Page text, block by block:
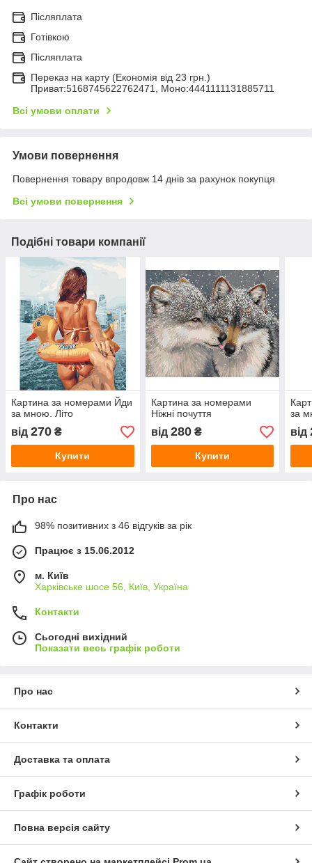
Післяплата
Готівкою
Післяплата
Переказ на карту (Економія від 23 грн.)
Приват:5168745622762471, Моно:4441111131885711
Всі умови оплати
Умови повернення
Повернення товару впродовж 14 днів за рахунок покупця
Всі умови повернення
Подібні товари компанії
Картина за номерами Йди
за мною. Літо
від 270 ₴
Купити
Картина за номерами
Ніжні почуття
від 280₴
Купити
за
від
Про нас
98% позитивних з 46 відгуків за рік
Працює з 15.06.2012
м. Київ
Харківське шосе 56, Київ, Україна
Контакти
Сьогодні вихідний
Показати весь графік роботи
Про нас
Контакти
Доставка та оплата
Графік роботи
Повна версія сайту